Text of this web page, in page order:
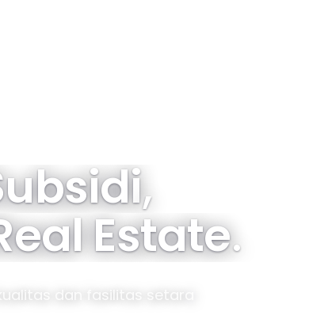
,
Estate.
dan fasilitas setara